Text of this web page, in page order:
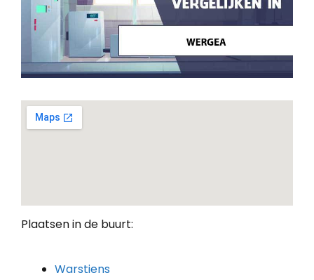
Plaatsen in de buurt:
Warstiens